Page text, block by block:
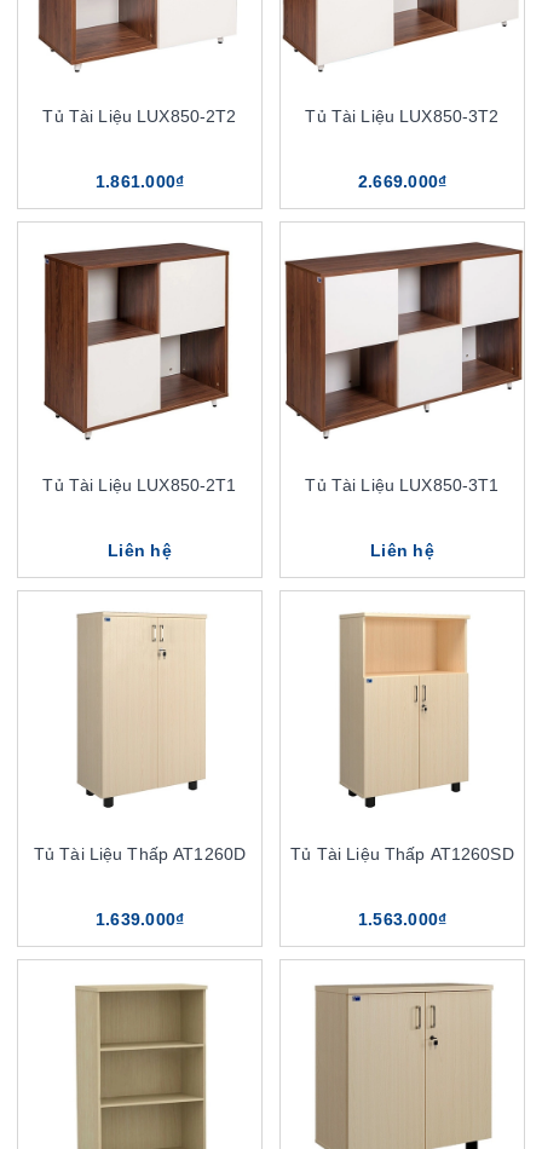
Tủ Tài Liệu LUX850-2T2
1.861.000₫
Tủ Tài Liệu LUX850-3T2
2.669.000₫
Tủ Tài Liệu LUX850-2T1
Liên hệ
Tủ Tài Liệu LUX850-3T1
Liên hệ
Tủ Tài Liệu Thấp AT1260D
1.639.000₫
Tủ Tài Liệu Thấp AT1260SD
1.563.000₫